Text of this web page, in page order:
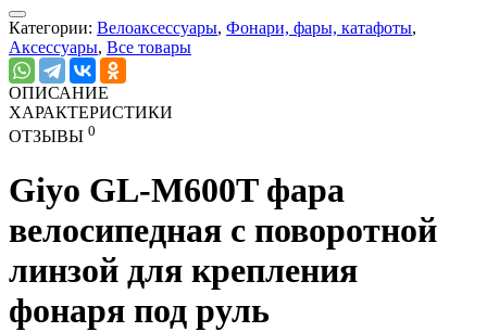
Категории: Велоаксессуары, Фонари, фары, катафоты,
Аксессуары, Все товары
ОПИСАНИЕ
ХАРАКТЕРИСТИКИ
ОТЗЫВЫ 0
Giyo GL-M600T фара
велосипедная с поворотной
линзой для крепления
фонаря под руль